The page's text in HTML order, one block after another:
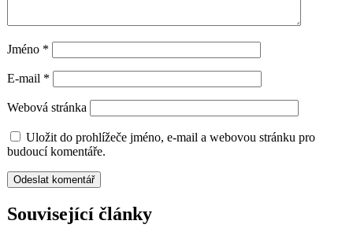
Jméno *
E-mail *
Webová stránka
Uložit do prohlížeče jméno, e-mail a webovou stránku pro
budoucí komentáře.
Související články